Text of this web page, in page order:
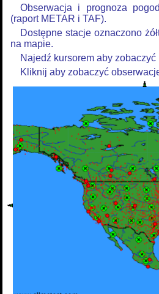
Obserwacja i prognoza
(raport METAR i TAF).
Dostępne stacje oznaczono
na mapie.
Najedź kursorem aby zobaczyć
Kliknij aby zobaczyć